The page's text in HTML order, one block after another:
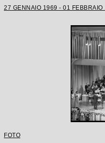
27 GENNAIO 1969 - 01 FEBBRAIO
FOTO